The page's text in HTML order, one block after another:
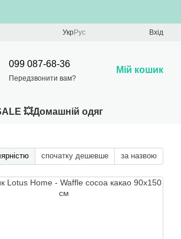
УкрРус Вхід
099 087-68-36
Передзвонити вам?
Мій кошик
💥Домашній одяг
спочатку дешевше за назвою